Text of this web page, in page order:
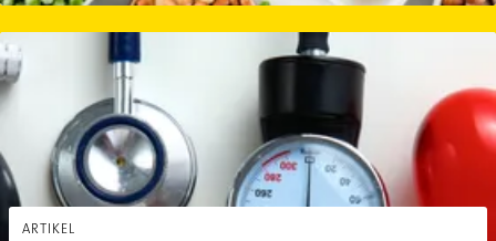
ARTIKEL
Bluthochdruck-Werte: Ab wann spricht man von Bluthochdruck?